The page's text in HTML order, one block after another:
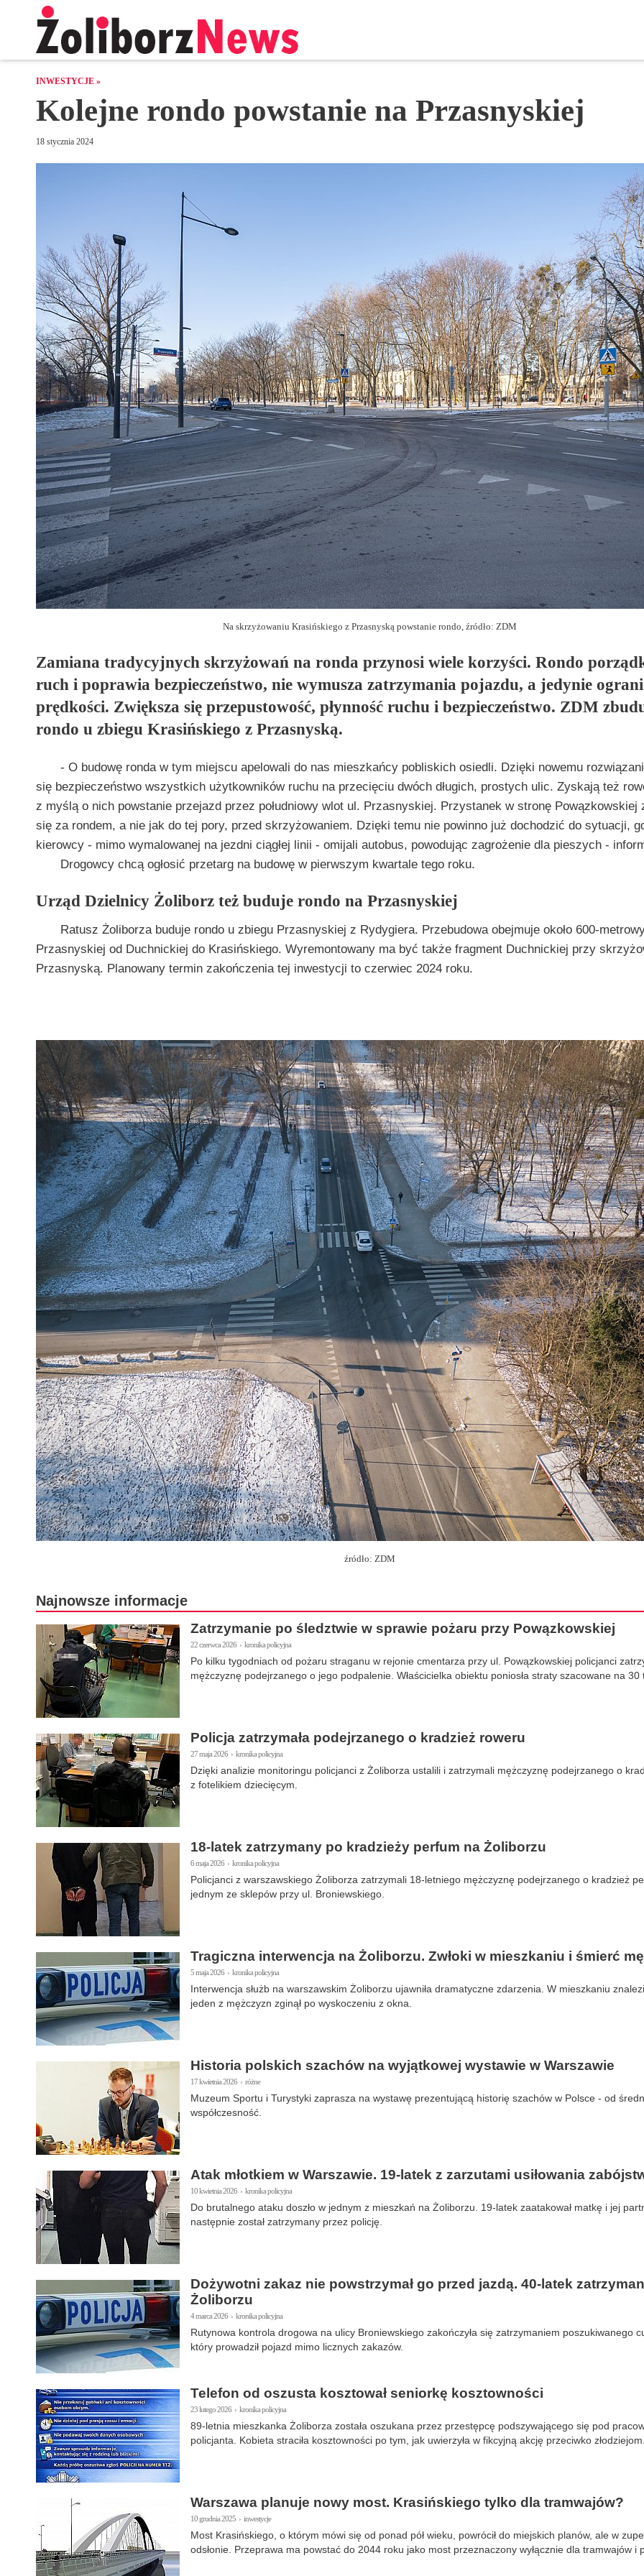
INWESTYCJE »
Kolejne rondo powstanie na Przasnyskiej
18 stycznia 2024
Na skrzyżowaniu Krasińskiego z Przasnyską powstanie rondo, źródło: ZDM
Zamiana tradycyjnych skrzyżowań na ronda przynosi wiele korzyści. Rondo
ruch i poprawia bezpieczeństwo, nie wymusza zatrzymania pojazdu, a jedynie
prędkości. Zwiększa się przepustowość, płynność ruchu i bezpieczeństwo. ZDM
rondo u zbiegu Krasińskiego z Przasnyską.
- O budowę ronda w tym miejscu apelowali do nas mieszkańcy pobliskich osiedli. Dzięki nowemu
się bezpieczeństwo wszystkich użytkowników ruchu na przecięciu dwóch długich, prostych ulic. Zyskają też
z myślą o nich powstanie przejazd przez południowy wlot ul. Przasnyskiej. Przystanek w stronę Powązkowskiej
się za rondem, a nie jak do tej pory, przed skrzyżowaniem. Dzięki temu nie powinno już dochodzić do sytuacji,
kierowcy - mimo wymalowanej na jezdni ciągłej linii - omijali autobus, powodując zagrożenie dla pieszych -
Drogowcy chcą ogłosić przetarg na budowę w pierwszym kwartale tego roku.
Urząd Dzielnicy Żoliborz też buduje rondo na Przasnyskiej
Ratusz Żoliborza buduje rondo u zbiegu Przasnyskiej z Rydygiera. Przebudowa obejmuje około 600-
Przasnyskiej od Duchnickiej do Krasińskiego. Wyremontowany ma być także fragment Duchnickiej przy
Przasnyską. Planowany termin zakończenia tej inwestycji to czerwiec 2024 roku.
źródło: ZDM
Najnowsze informacje
Zatrzymanie po śledztwie w sprawie pożaru przy Powązkowskiej
22 czerwca 2026 › kronika policyjna
Po kilku tygodniach od pożaru straganu w rejonie cmentarza przy ul. Powązkowskiej policjanci
mężczyznę podejrzanego o jego podpalenie. Właścicielka obiektu poniosła straty szacowane na 30
Policja zatrzymała podejrzanego o kradzież roweru
27 maja 2026 › kronika policyjna
Dzięki analizie monitoringu policjanci z Żoliborza ustalili i zatrzymali mężczyznę podejrzanego o
z fotelikiem dziecięcym.
18-latek zatrzymany po kradzieży perfum na Żoliborzu
6 maja 2026 › kronika policyjna
Policjanci z warszawskiego Żoliborza zatrzymali 18-letniego mężczyznę podejrzanego o kradzież
jednym ze sklepów przy ul. Broniewskiego.
Tragiczna interwencja na Żoliborzu. Zwłoki w mieszkaniu i śmierć
5 maja 2026 › kronika policyjna
Interwencja służb na warszawskim Żoliborzu ujawniła dramatyczne zdarzenia. W mieszkaniu
jeden z mężczyzn zginął po wyskoczeniu z okna.
Historia polskich szachów na wyjątkowej wystawie w Warszawie
17 kwietnia 2026 › różne
Muzeum Sportu i Turystyki zaprasza na wystawę prezentującą historię szachów w Polsce - od
współczesność.
Atak młotkiem w Warszawie. 19-latek z zarzutami usiłowania
10 kwietnia 2026 › kronika policyjna
Do brutalnego ataku doszło w jednym z mieszkań na Żoliborzu. 19-latek zaatakował matkę i jej
następnie został zatrzymany przez policję.
Dożywotni zakaz nie powstrzymał go przed jazdą. 40-latek
Żoliborzu
4 marca 2026 › kronika policyjna
Rutynowa kontrola drogowa na ulicy Broniewskiego zakończyła się zatrzymaniem poszukiwanego
który prowadził pojazd mimo licznych zakazów.
Telefon od oszusta kosztował seniorkę kosztowności
23 lutego 2026 › kronika policyjna
89-letnia mieszkanka Żoliborza została oszukana przez przestępcę podszywającego się pod
policjanta. Kobieta straciła kosztowności po tym, jak uwierzyła w fikcyjną akcję przeciwko
Warszawa planuje nowy most. Krasińskiego tylko dla tramwajów?
10 grudnia 2025 › inwestycje
Most Krasińskiego, o którym mówi się od ponad pół wieku, powrócił do miejskich planów, ale w
odsłonie. Przeprawa ma powstać do 2044 roku jako most przeznaczony wyłącznie dla tramwajów i